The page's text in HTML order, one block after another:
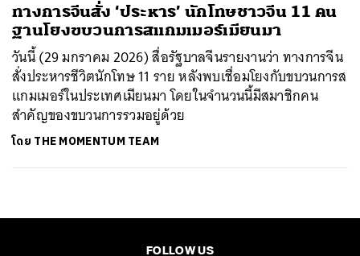
ทางการจีนสั่ง ‘ประหาร’ นักโทษชาวจีน 11 คน
ฐานโยงขบวนการสแกมเมอร์เมียนมา
วันนี้ (29 มกราคม 2026) สื่อรัฐบาลจีนรายงานว่า ทางการจีน
สั่งประหารชีวิตนักโทษ 11 ราย หลังพบเชื่อมโยงกับขบวนการส
แกมเมอร์ในประเทศเมียนมา โดยในจำนวนนี้มีสมาชิกคน
สำคัญของขบวนการรวมอยู่ด้วย
โดย THE MOMENTUM TEAM
FOLLOW US